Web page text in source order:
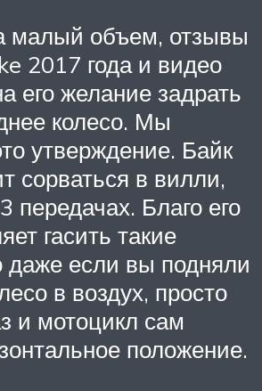
малый объем, отзывы
2017 года и видео
его желание задрать
колесо. Мы
утверждение. Байк
сорваться в вилли,
передачах. Благо его
гасить такие
если вы подняли
в воздух, просто
и мотоцикл сам
положение.